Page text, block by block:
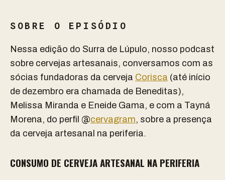
SOBRE O EPISÓDIO
Nessa edição do Surra de Lúpulo, nosso podcast
sobre cervejas artesanais, conversamos com as
sócias fundadoras da cerveja Corisca (até início
de dezembro era chamada de Beneditas),
Melissa Miranda e Eneide Gama, e com a Tayná
Morena, do perfil @cervagram, sobre a presença
da cerveja artesanal na periferia.
CONSUMO DE CERVEJA ARTESANAL NA PERIFERIA